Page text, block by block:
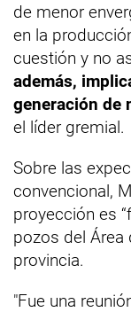
de menor
en la
cuestión y no
además,
generación de
el líder gremial.
Sobre las
convencional,
proyección es
pozos del Área
provincia.
"Fue una